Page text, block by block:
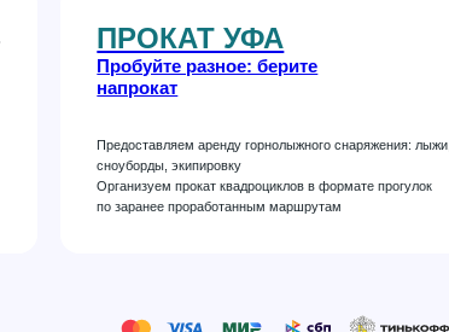
ПРОКАТ УФА
Пробуйте разное: берите
напрокат
Предоставляем аренду горнолыжного снаряжения: лыжи,
сноуборды, экипировку
Организуем прокат квадроциклов в формате прогулок
по заранее проработанным маршрутам